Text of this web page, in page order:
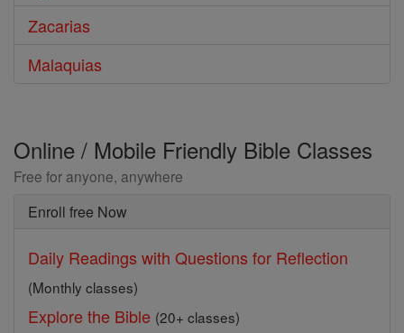
Zacarias
Malaquias
Online / Mobile Friendly Bible Classes
Free for anyone, anywhere
Enroll free Now
Daily Readings with Questions for Reflection
(Monthly classes)
Explore the Bible (20+ classes)